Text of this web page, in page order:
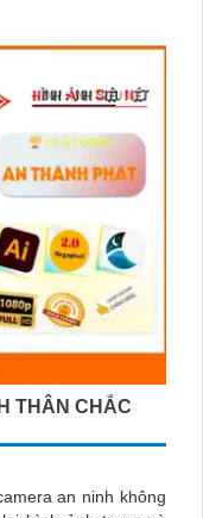
THÂN CHẮC
an ninh không